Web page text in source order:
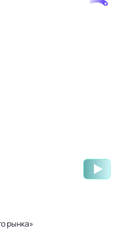
рынка»